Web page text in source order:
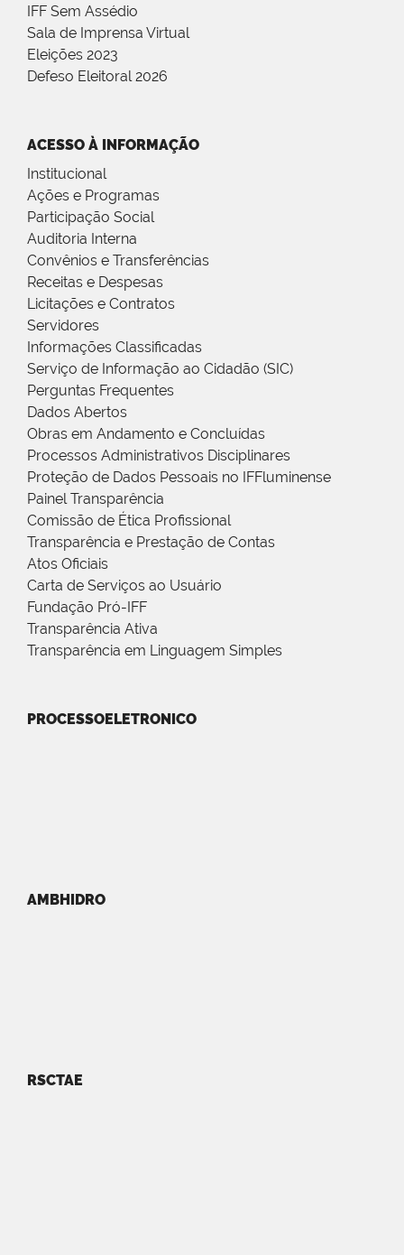
IFF Sem Assédio
Sala de Imprensa Virtual
Eleições 2023
Defeso Eleitoral 2026
ACESSO À INFORMAÇÃO
Institucional
Ações e Programas
Participação Social
Auditoria Interna
Convênios e Transferências
Receitas e Despesas
Licitações e Contratos
Servidores
Informações Classificadas
Serviço de Informação ao Cidadão (SIC)
Perguntas Frequentes
Dados Abertos
Obras em Andamento e Concluídas
Processos Administrativos Disciplinares
Proteção de Dados Pessoais no IFFluminense
Painel Transparência
Comissão de Ética Profissional
Transparência e Prestação de Contas
Atos Oficiais
Carta de Serviços ao Usuário
Fundação Pró-IFF
Transparência Ativa
Transparência em Linguagem Simples
PROCESSOELETRONICO
AMBHIDRO
RSCTAE